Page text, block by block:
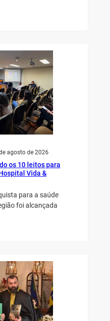
agosto de 2026
os 10 leitos para
Vida &
para a saúde
foi alcançada